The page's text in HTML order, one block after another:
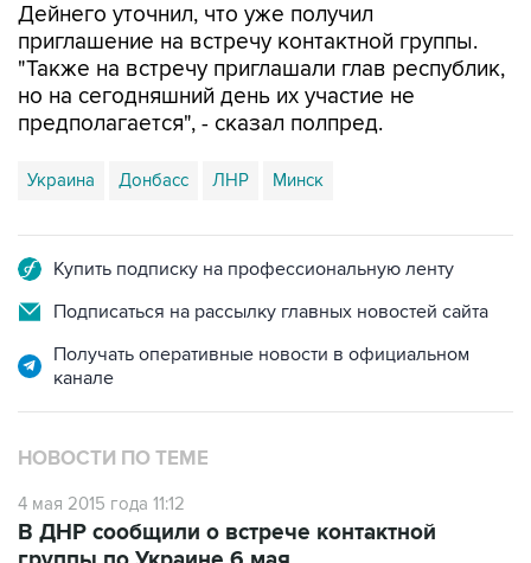
Дейнего уточнил, что уже получил
приглашение на встречу контактной группы.
"Также на встречу приглашали глав республик,
но на сегодняшний день их участие не
предполагается", - сказал полпред.
Украина Донбасс ЛНР Минск
Купить подписку на профессиональную ленту
Подписаться на рассылку главных новостей сайта
Получать оперативные новости в официальном
канале
НОВОСТИ ПО ТЕМЕ
4 мая 2015 года 11:12
В ДНР сообщили о встрече контактной